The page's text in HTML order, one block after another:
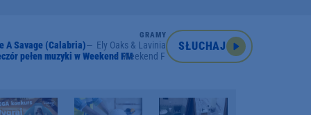
GRAMY
A Savage (Calabria)
Ely Oaks & Lavinia
pełen muzyki w Weekend FMWeekend FM
SŁUCHAJ